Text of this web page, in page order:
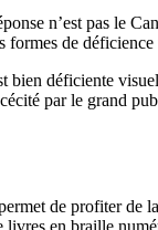
n’est pas le
formes de
déficiente
par le grand
de profiter de
en braille